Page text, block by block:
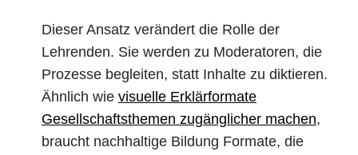
Dieser Ansatz verändert die Rolle der
Lehrenden. Sie werden zu Moderatoren, die
Prozesse begleiten, statt Inhalte zu diktieren.
Ähnlich wie visuelle Erklärformate
Gesellschaftsthemen zugänglicher machen,
braucht nachhaltige Bildung Formate, die